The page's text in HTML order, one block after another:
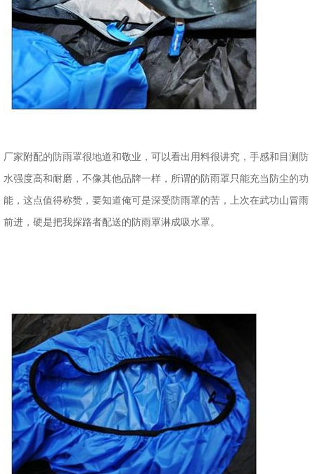
厂家附配的防雨罩很地道和敬业，可以看出用料很讲究，手感和目测防
水强度高和耐磨，不像其他品牌一样，所谓的防雨罩只能充当防尘的功
能，这点值得称赞，要知道俺可是深受防雨罩的苦，上次在武功山冒雨
前进，硬是把我探路者配送的防雨罩淋成吸水罩。